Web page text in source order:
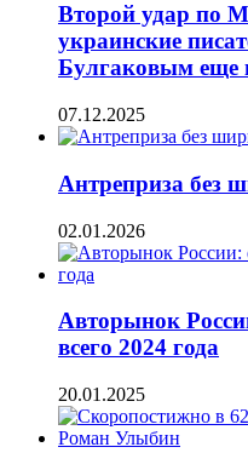
Второй удар по
украинские
Булгаковым еще
07.12.2025
Антреприза без
02.01.2026
Авторынок
всего 2024 года
20.01.2025